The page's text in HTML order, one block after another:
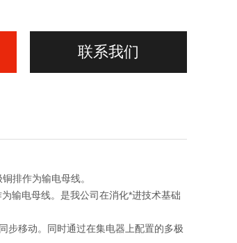
联系我们
排作为输电母线。
输电母线。是我公司在消化*进技术基础
移动。同时通过在集电器上配置的多极